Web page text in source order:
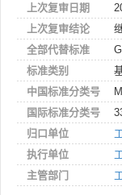
上次复审日期
上次复审结论
全部代替标准
标准类别
中国标准分类号
国际标准分类号
归口单位
执行单位
主管部门